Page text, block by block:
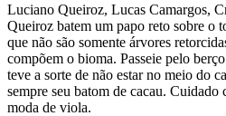
Luciano Queiroz, Lucas Camargos,
Queiroz batem um papo reto sobre o
que não são somente árvores
compõem o bioma. Passeie pelo
teve a sorte de não estar no meio do
sempre seu batom de cacau.
moda de viola.